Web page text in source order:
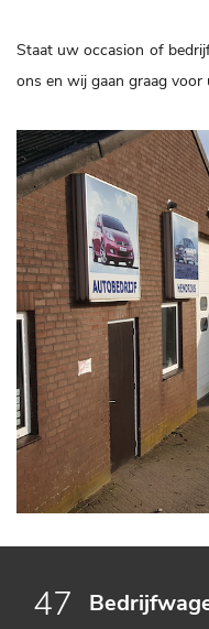
Staat uw occasion of
ons en wij gaan graag voor
47